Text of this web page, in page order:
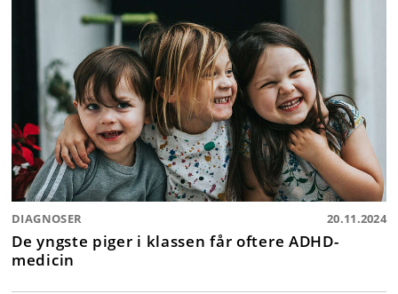
DIAGNOSER 20.11.2024
De yngste piger i klassen får oftere ADHD-
medicin